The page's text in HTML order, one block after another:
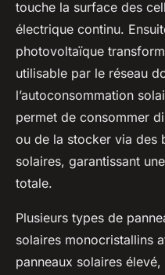
touche la surface des
électrique continu.
photovoltaïque
utilisable par le réseau
l’autoconsommation
permet de consommer
ou de la stocker via des
solaires, garantissant
totale.
Plusieurs types de
solaires monocristallins
panneaux solaires